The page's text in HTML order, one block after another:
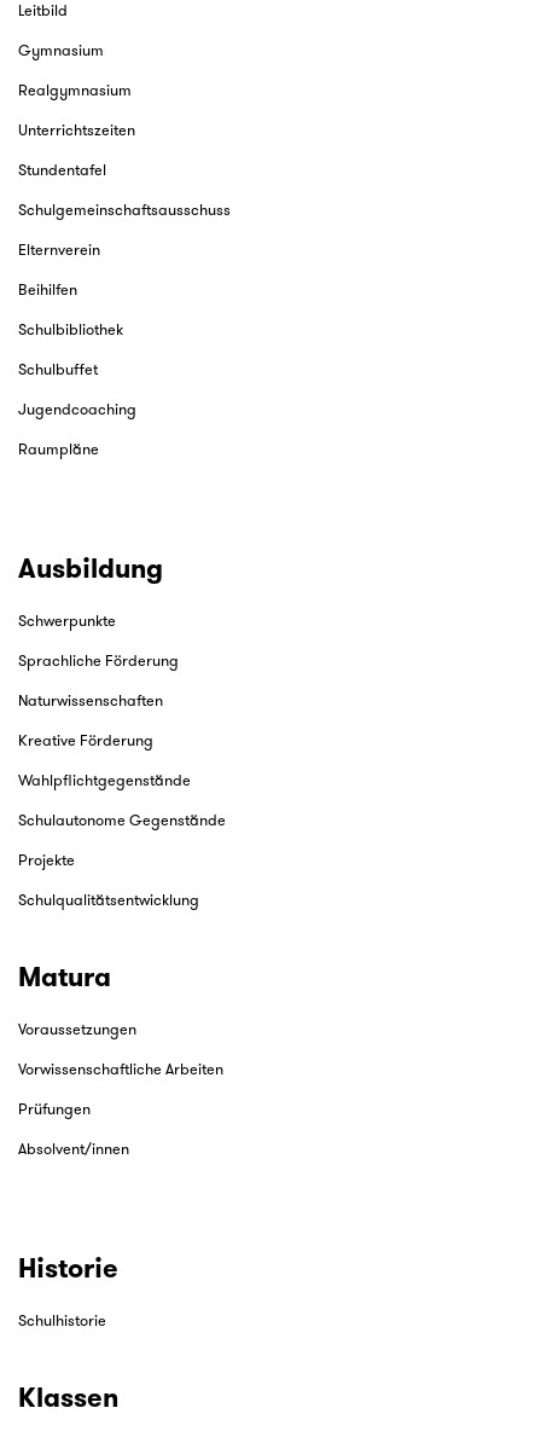
Leitbild
Gymnasium
Realgymnasium
Unterrichtszeiten
Stundentafel
Schulgemeinschaftsausschuss
Elternverein
Beihilfen
Schulbibliothek
Schulbuffet
Jugendcoaching
Raumpläne
Ausbildung
Schwerpunkte
Sprachliche Förderung
Naturwissenschaften
Kreative Förderung
Wahlpflichtgegenstände
Schulautonome Gegenstände
Projekte
Schulqualitätsentwicklung
Matura
Voraussetzungen
Vorwissenschaftliche Arbeiten
Prüfungen
Absolvent/innen
Historie
Schulhistorie
Klassen